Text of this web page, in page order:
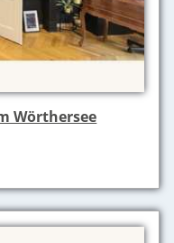
Wörthersee